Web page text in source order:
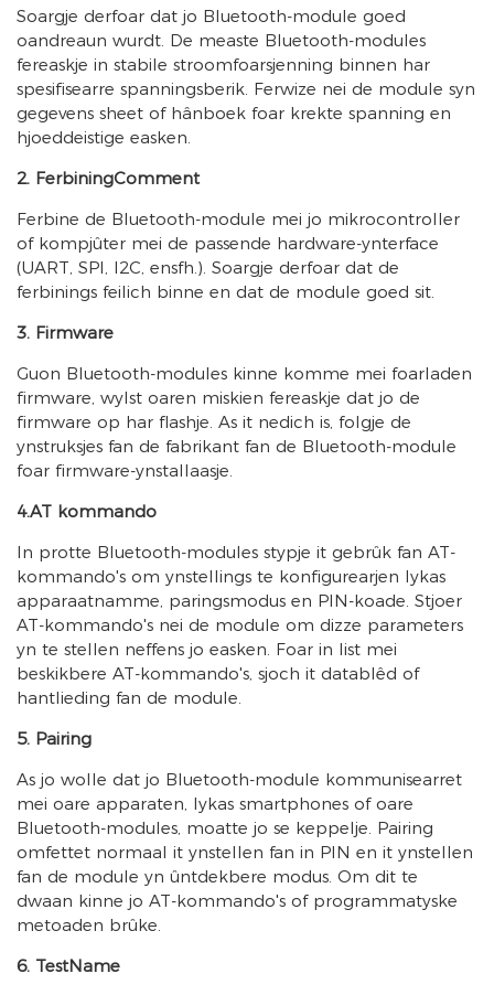
Soargje derfoar dat jo Bluetooth-module goed
oandreaun wurdt. De measte Bluetooth-modules
fereaskje in stabile stroomfoarsjenning binnen har
spesifisearre spanningsberik. Ferwize nei de module syn
gegevens sheet of hânboek foar krekte spanning en
hjoeddeistige easken.
2. FerbiningComment
Ferbine de Bluetooth-module mei jo mikrocontroller
of kompjûter mei de passende hardware-ynterface
(UART, SPI, I2C, ensfh.). Soargje derfoar dat de
ferbinings feilich binne en dat de module goed sit.
3. Firmware
Guon Bluetooth-modules kinne komme mei foarladen
firmware, wylst oaren miskien fereaskje dat jo de
firmware op har flashje. As it nedich is, folgje de
ynstruksjes fan de fabrikant fan de Bluetooth-module
foar firmware-ynstallaasje.
4.AT kommando
In protte Bluetooth-modules stypje it gebrûk fan AT-
kommando's om ynstellings te konfigurearjen lykas
apparaatnamme, paringsmodus en PIN-koade. Stjoer
AT-kommando's nei de module om dizze parameters
yn te stellen neffens jo easken. Foar in list mei
beskikbere AT-kommando's, sjoch it datablêd of
hantlieding fan de module.
5. Pairing
As jo ​​wolle dat jo Bluetooth-module kommunisearret
mei oare apparaten, lykas smartphones of oare
Bluetooth-modules, moatte jo se keppelje. Pairing
omfettet normaal it ynstellen fan in PIN en it ynstellen
fan de module yn ûntdekbere modus. Om dit te
dwaan kinne jo AT-kommando's of programmatyske
metoaden brûke.
6. TestName